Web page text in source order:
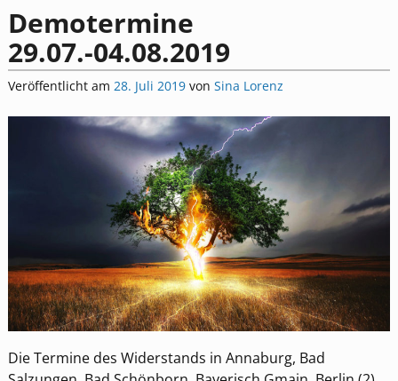
Demotermine
29.07.-04.08.2019
Veröffentlicht am 28. Juli 2019 von Sina Lorenz
Die Termine des Widerstands in Annaburg, Bad